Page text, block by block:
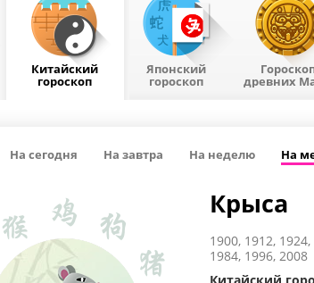
Китайский
гороскоп
Японский
гороскоп древних
На сегодня На завтра На неделю На
Крыса
1900, 1912,
1984, 1996, 2008